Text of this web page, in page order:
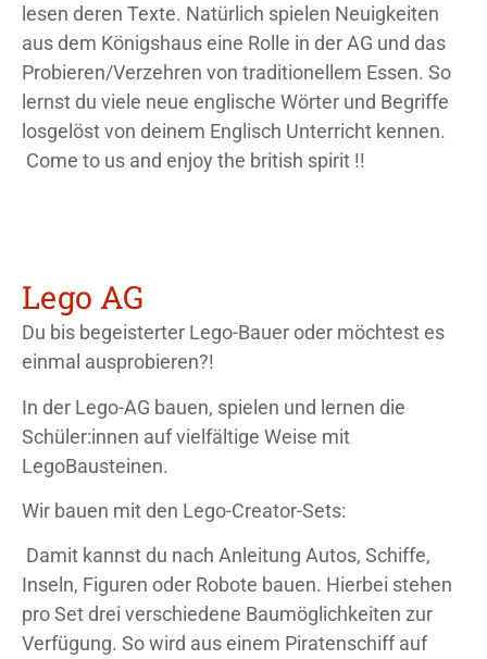
lesen deren Texte. Natürlich spielen Neuigkeiten
aus dem Königshaus eine Rolle in der AG und das
Probieren/Verzehren von traditionellem Essen. So
lernst du viele neue englische Wörter und Begriffe
losgelöst von deinem Englisch Unterricht kennen.
Come to us and enjoy the british spirit !!
Lego AG
Du bis begeisterter Lego-Bauer oder möchtest es
einmal ausprobieren?!
In der Lego-AG bauen, spielen und lernen die
Schüler:innen auf vielfältige Weise mit
LegoBausteinen.
Wir bauen mit den Lego-Creator-Sets:
Damit kannst du nach Anleitung Autos, Schiffe,
Inseln, Figuren oder Robote bauen. Hierbei stehen
pro Set drei verschiedene Baumöglichkeiten zur
Verfügung. So wird aus einem Piratenschiff auf